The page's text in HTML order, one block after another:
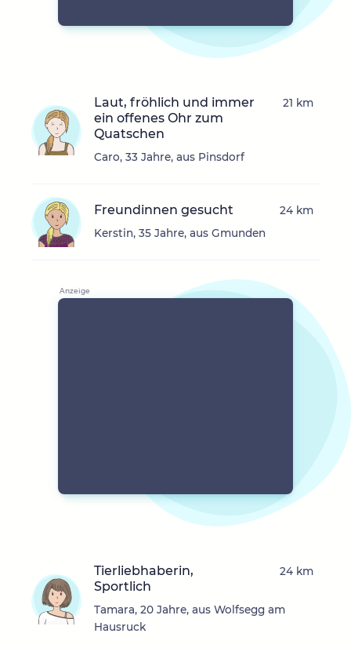
Laut, fröhlich und immer
ein offenes Ohr zum
Quatschen
Caro, 33 Jahre, aus Pinsdorf
21 km
Freundinnen gesucht
Kerstin, 35 Jahre, aus Gmunden
24 km
Tierliebhaberin,
Sportlich
Tamara, 20 Jahre, aus Wolfsegg am
Hausruck
24 km